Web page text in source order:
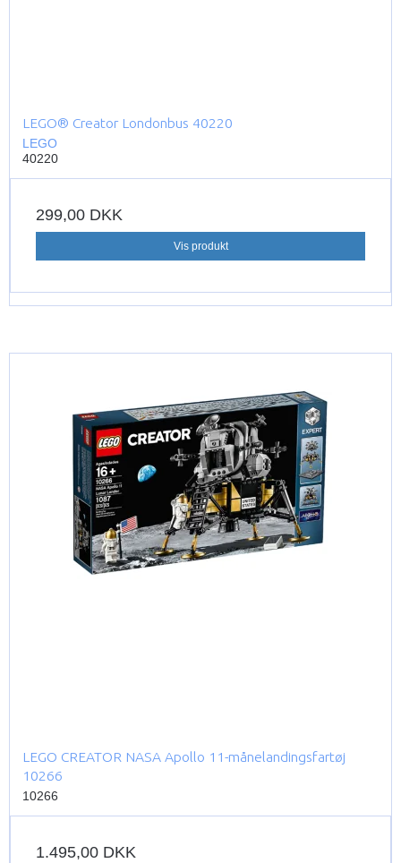
LEGO® Creator Londonbus 40220
LEGO
40220
299,00 DKK
Vis produkt
LEGO CREATOR NASA Apollo 11-månelandingsfartøj
10266
10266
1.495,00 DKK